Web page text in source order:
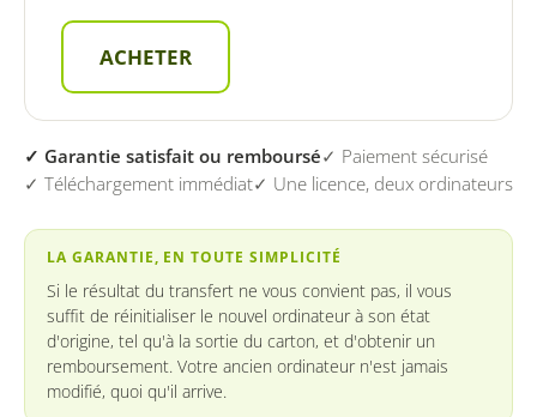
ACHETER
✓ Garantie satisfait ou remboursé✓ Paiement sécurisé
✓ Téléchargement immédiat✓ Une licence, deux ordinateurs
LA GARANTIE, EN TOUTE SIMPLICITÉ
Si le résultat du transfert ne vous convient pas, il vous
suffit de réinitialiser le nouvel ordinateur à son état
d'origine, tel qu'à la sortie du carton, et d'obtenir un
remboursement. Votre ancien ordinateur n'est jamais
modifié, quoi qu'il arrive.